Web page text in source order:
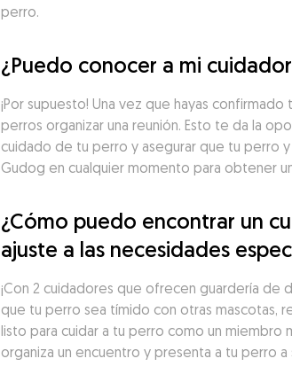
perro.
¿Puedo conocer a mi
¡Por supuesto! Una vez que hayas
perros organizar una reunión. Esto te da la
cuidado de tu perro y asegurar que tu perro
Gudog en cualquier momento para obtener
¿Cómo puedo encontrar un
ajuste a las necesidades
¡Con 2 cuidadores que ofrecen guardería de
que tu perro sea tímido con otras mascotas,
listo para cuidar a tu perro como un miembro
organiza un encuentro y presenta a tu perro